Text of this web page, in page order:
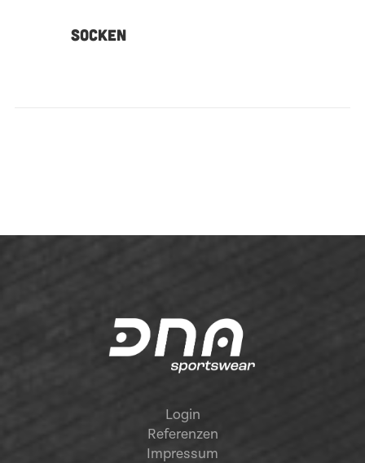
SOCKEN
Login
Referenzen
Impressum